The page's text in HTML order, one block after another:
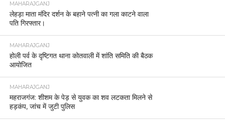
MAHARAJGANJ
लेहड़ा माता मंदिर दर्शन के बहाने पत्नी का गला काटने वाला
पति गिरफ्तार।
MAHARAJGANJ
होली पर्व के दृष्टिगत थाना कोतवाली में शांति समिति की बैठक
आयोजित
MAHARAJGANJ
महराजगंज: शीशम के पेड़ से युवक का शव लटकता मिलने से
हड़कंप, जांच में जुटी पुलिस